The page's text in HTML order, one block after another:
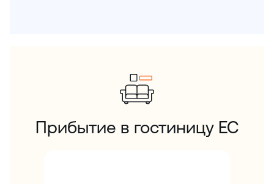
Прибытие в гостиницу EC